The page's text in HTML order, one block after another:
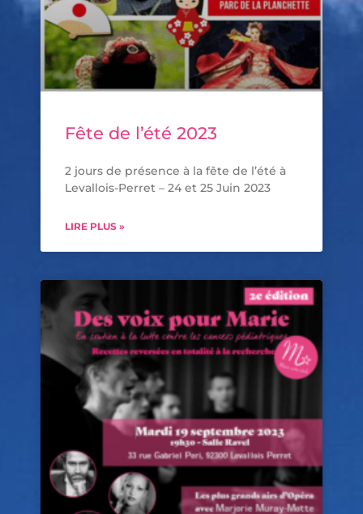
Fête de l’été 2023
2 jours de présence à la fête de l’été à
Levallois-Perret – 24 et 25 Juin 2023
LIRE PLUS »